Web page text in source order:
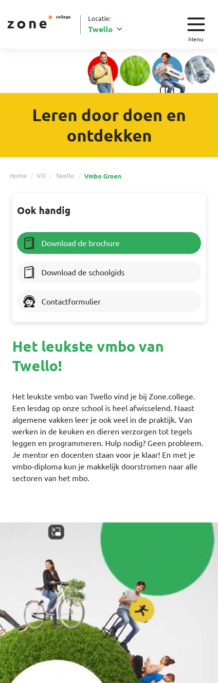
Locatie:
Twello
Menu
Leren door doen en
ontdekken
Home VO Twello Vmbo Groen
Het leukste vmbo van
Twello!
Het leukste vmbo van Twello vind je bij Zone.college.
Een lesdag op onze school is heel afwisselend. Naast
algemene vakken leer je ook veel in de praktijk. Van
werken in de keuken en dieren verzorgen tot tegels
leggen en programmeren. Hulp nodig? Geen probleem.
Je mentor en docenten staan voor je klaar! En met je
vmbo-diploma kun je makkelijk doorstromen naar alle
sectoren van het mbo.
Ook handig
Download de brochure
Download de schoolgids
Contactformulier